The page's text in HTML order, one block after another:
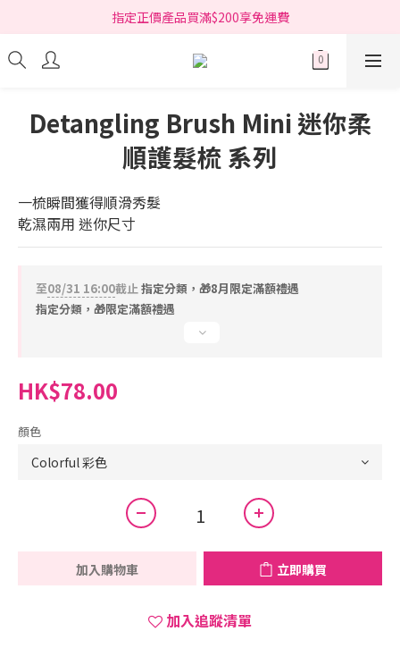
指定正價產品買滿$200享免運費
指定正價產品買滿$200享免運費
Free delivery on net purchase over HK$200 (*selected items)
Detangling Brush Mini 迷你柔
順護髮梳 系列
一梳瞬間獲得順滑秀髮
乾濕兩用 迷你尺寸
至08/31 16:00截止指定分類，🎁8月限定滿額禮遇
指定分類，🎁限定滿額禮遇
HK$78.00
顏色
加入購物車 立即購買
加入追蹤清單